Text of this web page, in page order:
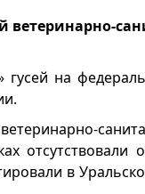
ветеринарно-
на
отсутствовали
в